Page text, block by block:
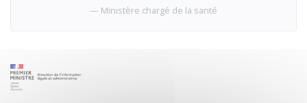
Ministère chargé de la santé